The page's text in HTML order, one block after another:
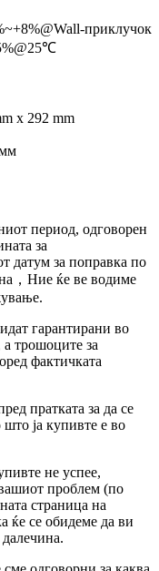
приклучок
x 292 mm
период, одговорен
за
датум за поправка по
，Ние ќе ве водиме
гарантирани во
а трошоците за
фактичката
пратката за да се
ја купивте е во
не успее,
проблем (по
страница на
ќе се обидеме да ви